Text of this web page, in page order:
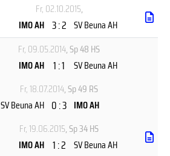
Fr, 02.10.2015,
IMO AH 3 : 2 SV Beuna AH
Fr, 09.05.2014, Sp 48 HS
IMO AH 1 : 1
SV Beuna AH
Fr, 18.07.2014, Sp 49 RS
SV Beuna AH 0 : 3 IMO AH
Fr, 19.06.2015, Sp 34 HS
IMO AH 1 : 2 SV Beuna AH